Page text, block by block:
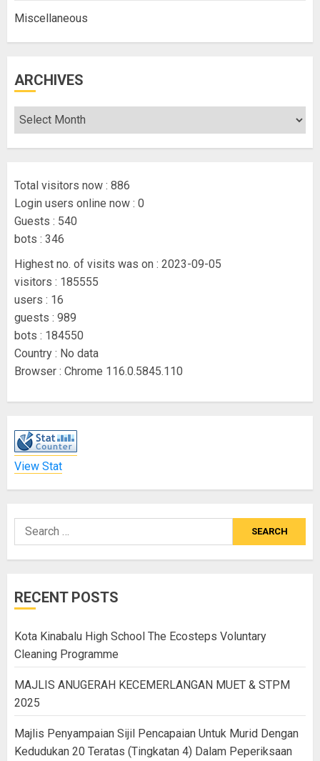
Miscellaneous
ARCHIVES
Total visitors now : 886
Login users online now : 0
Guests : 540
bots : 346
Highest no. of visits was on : 2023-09-05
visitors : 185555
users : 16
guests : 989
bots : 184550
Country : No data
Browser : Chrome 116.0.5845.110
View Stat
RECENT POSTS
Kota Kinabalu High School The Ecosteps Voluntary
Cleaning Programme
MAJLIS ANUGERAH KECEMERLANGAN MUET & STPM
2025
Majlis Penyampaian Sijil Pencapaian Untuk Murid Dengan
Kedudukan 20 Teratas (Tingkatan 4) Dalam Peperiksaan